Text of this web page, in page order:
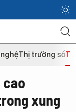
Thị trường số
cao
xung